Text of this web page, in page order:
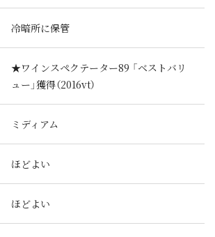
冷暗所に保管
★ワインスペクテーター89 「ベストバリ
ュー」獲得（2016vt）
ミディアム
ほどよい
ほどよい